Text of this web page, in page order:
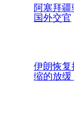
阿塞拜
国外交官
伊朗恢
缩的放缓